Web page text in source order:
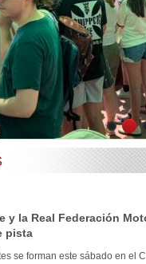
1 2
y la Real Federación
pista
se forman este sábado en el